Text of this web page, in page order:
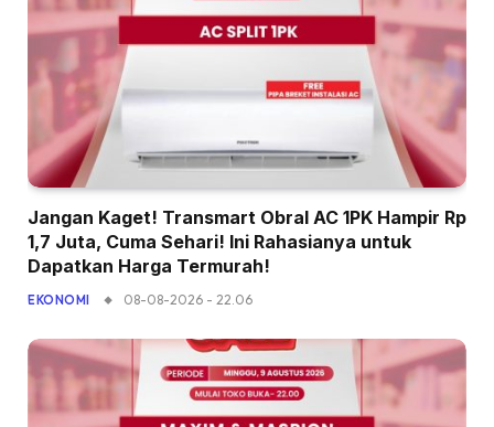
Jangan Kaget! Transmart Obral AC 1PK Hampir Rp
1,7 Juta, Cuma Sehari! Ini Rahasianya untuk
Dapatkan Harga Termurah!
EKONOMI 08-08-2026 - 22.06